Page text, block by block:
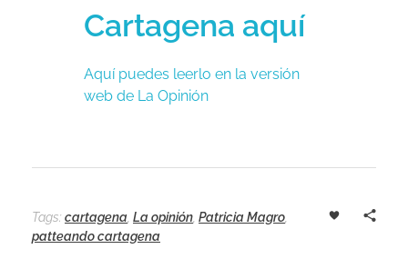
Cartagena aquí
Aquí puedes leerlo en la versión
web de La Opinión
Tags: cartagena, La opinión, Patricia Magro,
patteando cartagena